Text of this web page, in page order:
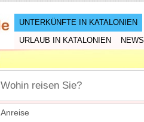
UNTERKÜNFTE IN KATALONIEN
URLAUB IN KATALONIEN
NEWS
Wohin reisen Sie?
Anreise